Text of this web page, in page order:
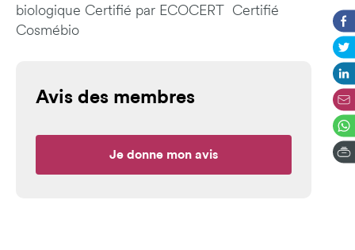
biologique Certifié par ECOCERT Certifié
Cosmébio
Avis des membres
Je donne mon avis